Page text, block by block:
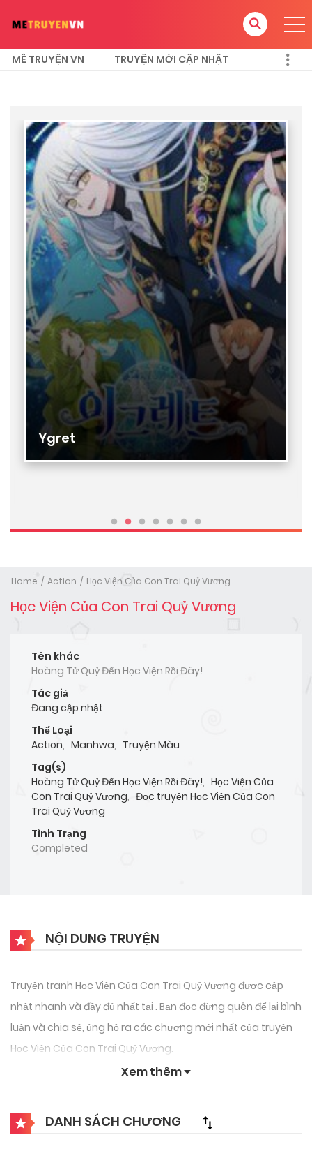
MÊ TRUYỆN VN TRUYỆN MỚI CẬP NHẬT
Ygret
Home Action Học Viện Của Con Trai Quỷ Vương
Học Viện Của Con Trai Quỷ Vương
Tên khác
Hoàng Tử Quỷ Đến Học Viện Rồi Đây!
Tác giả
Đang cập nhật
Thể Loại
Action, Manhwa, Truyện Màu
Tag(s)
Hoàng Tử Quỷ Đến Học Viện Rồi Đây!, Học Viện Của
Con Trai Quỷ Vương, Đọc truyện Học Viện Của Con
Trai Quỷ Vương
Tình Trạng
Completed
NỘI DUNG TRUYỆN
Truyện tranh Học Viện Của Con Trai Quỷ Vương được cập
nhật nhanh và đầy đủ nhất tại . Bạn đọc đừng quên để lại bình
luận và chia sẻ, ủng hộ ra các chương mới nhất của truyện
Học Viện Của Con Trai Quỷ Vương.
Xem thêm
DANH SÁCH CHƯƠNG